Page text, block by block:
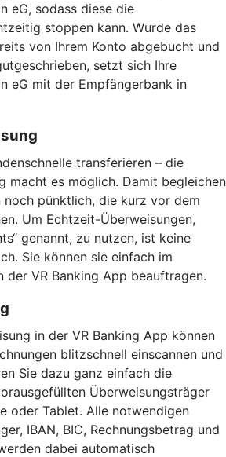
eG, sodass diese die
stoppen kann. Wurde das
von Ihrem Konto abgebucht und
setzt sich Ihre
eG mit der Empfängerbank in
transferieren – die
macht es möglich. Damit begleichen
noch pünktlich, die kurz vor dem
Um Echtzeit-Überweisungen,
genannt, zu nutzen, ist keine
Sie können sie einfach im
der VR Banking App beauftragen.
in der VR Banking App können
blitzschnell einscannen und
Sie dazu ganz einfach die
Überweisungsträger
oder Tablet. Alle notwendigen
IBAN, BIC, Rechnungsbetrag und
dabei automatisch